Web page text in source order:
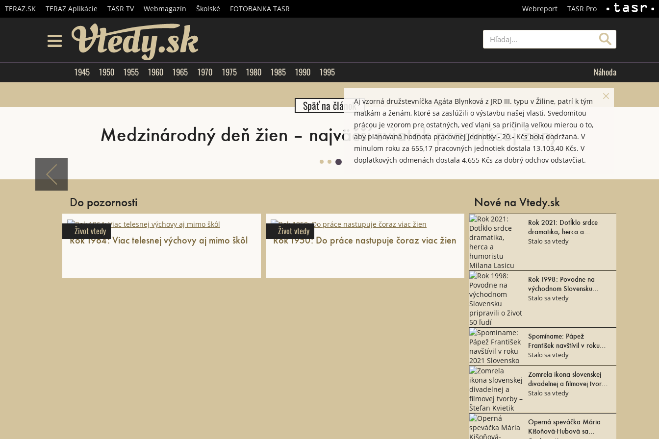
TERAZ.SK TERAZ Aplikácie TASR TV Webmagazín Školské FOTOBANKA TASR Webreport
TASR Pro
1945 1950 1955 1960 1965 1970 1975 1980 1985 1990 1995 Náhoda
Späť na článok
Medzinárodný deň žien – najväčší sviatok pracujúcej ženy
Aj vzorná družstevníčka Agáta Blynková z JRD III. typu v Žiline, patrí k tým
matkám a ženám, ktoré sa zaslúžili o výstavbu našej vlasti. Svedomitou
prácou je vzorom pre ostatných, veď vlani sa pričinila veľkou mierou o to,
aby plánovaná hodnota pracovnej jednotky - 20.- Kčs bola dodržaná. V
minulom roku za 655,17 pracovných jednotiek dostala 13.103,40 Kčs. V
doplatkových odmenách dostala 4.655 Kčs za dobrý odchov odstavčiat.
Do pozornosti
Život vtedy
Rok 1964: Viac telesnej výchovy aj mimo škôl
Život vtedy
Rok 1950: Do práce nastupuje čoraz viac žien
Nové na Vtedy.sk
Rok 2021: Dotĺklo srdce
dramatika, herca a
humoristu Milana Lasicu
Stalo sa vtedy
Rok 1998: Povodne na
východnom Slovensku
pripravili o život 50 ľudí
Stalo sa vtedy
Spomíname: Pápež
František navštívil v roku
2021 Slovensko
Stalo sa vtedy
Zomrela ikona slovenskej
divadelnej a filmovej tvorby
– Štefan Kvietik
Stalo sa vtedy
Operná speváčka Mária
Kišoňová-Hubová sa